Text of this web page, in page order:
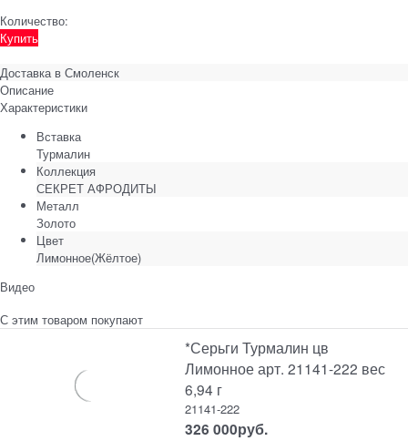
Количество:
Купить
Доставка в Смоленск
Описание
Характеристики
Вставка
Турмалин
Коллекция
СЕКРЕТ АФРОДИТЫ
Металл
Золото
Цвет
Лимонное(Жёлтое)
Видео
С этим товаром покупают
*Серьги Турмалин цв
Лимонное арт. 21141-222 вес
6,94 г
21141-222
326 000руб.